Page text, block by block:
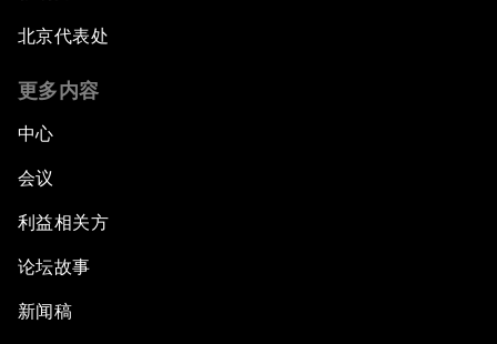
北京代表处
更多内容
中心
会议
利益相关方
论坛故事
新闻稿